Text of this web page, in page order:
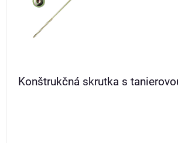
Konštrukčná skrutka s